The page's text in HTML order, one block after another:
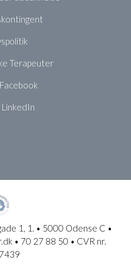
Terapeuter
LinkedIn
1, 1. • 5000 Odense C •
• 70 27 88 50 • CVR nr.